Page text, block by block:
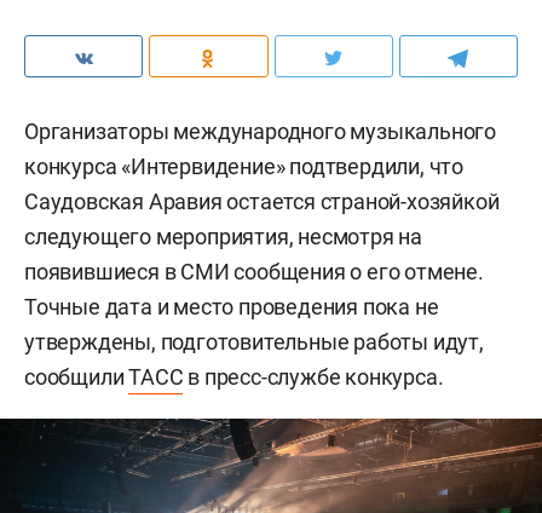
Организаторы международного музыкального
конкурса «Интервидение» подтвердили, что
Саудовская Аравия остается страной-хозяйкой
следующего мероприятия, несмотря на
появившиеся в СМИ сообщения о его отмене.
Точные дата и место проведения пока не
утверждены, подготовительные работы идут,
сообщилиТАСС в пресс-службе конкурса.